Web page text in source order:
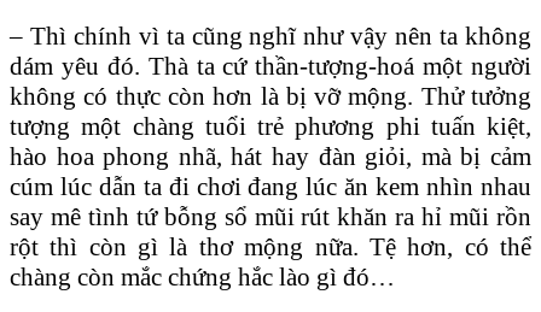
– Thì chính vì ta cũng nghĩ như vậy nên ta không
dám yêu đó. Thà ta cứ thần-tượng-hoá một người
không có thực còn hơn là bị vỡ mộng. Thử tưởng
tượng một chàng tuổi trẻ phương phi tuấn kiệt,
hào hoa phong nhã, hát hay đàn giỏi, mà bị cảm
cúm lúc dẫn ta đi chơi đang lúc ăn kem nhìn nhau
say mê tình tứ bỗng sổ mũi rút khăn ra hỉ mũi rồn
rột thì còn gì là thơ mộng nữa. Tệ hơn, có thể
chàng còn mắc chứng hắc lào gì đó…